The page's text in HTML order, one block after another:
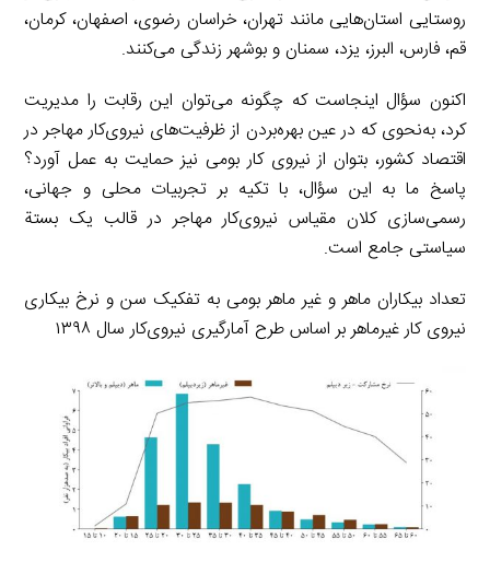
روستایی استان‌هایی مانند تهران، خراسان رضوی، اصفهان، کرمان،
قم، فارس، البرز، یزد، سمنان و بوشهر زندگی می‌کنند.
اکنون سؤال اینجاست که چگونه می‌توان این رقابت را مدیریت
کرد، به‌نحوی که در عین بهره‌بردن از ظرفیت‌های نیروی‌کار مهاجر در
اقتصاد کشور، بتوان از نیروی ‌کار بومی نیز حمایت به عمل آورد؟
پاسخ ما به این سؤال، با تکیه بر تجربیات محلی و جهانی،
رسمی‌سازی کلان مقیاس نیروی‌کار مهاجر در قالب یک بستة
سیاستی جامع است.
تعداد بیکاران ماهر و غیر ماهر بومی به تفکیک سن و نرخ بیکاری
نیروی کار غیرماهر بر اساس طرح آمارگیری نیروی‌کار سال ۱۳۹۸